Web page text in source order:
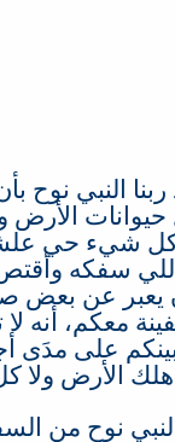
النبي نوح
الأرض
شيء حي
سفكه
يعبر عن بعض
معكم، أنه لا
على مدَى
أهلك الأرض ولا
نوح من